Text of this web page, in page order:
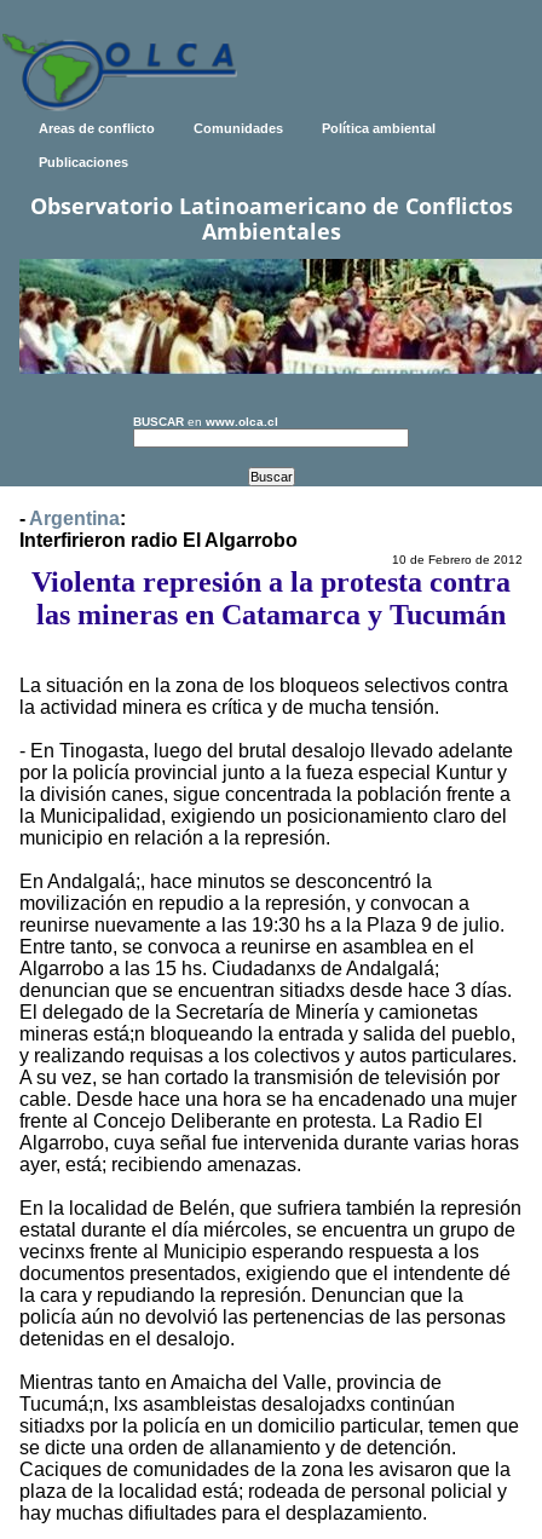
Areas de conflicto Comunidades Política ambiental
Publicaciones
Observatorio Latinoamericano de Conflictos
Ambientales
BUSCAR en www.olca.cl
- Argentina:
Interfirieron radio El Algarrobo
10 de Febrero de 2012
Violenta represión a la protesta contra
las mineras en Catamarca y Tucumán
La situación en la zona de los bloqueos selectivos contra
la actividad minera es crítica y de mucha tensión.
- En Tinogasta, luego del brutal desalojo llevado adelante
por la policía provincial junto a la fueza especial Kuntur y
la división canes, sigue concentrada la población frente a
la Municipalidad, exigiendo un posicionamiento claro del
municipio en relación a la represión.
En Andalgalá;, hace minutos se desconcentró la
movilización en repudio a la represión, y convocan a
reunirse nuevamente a las 19:30 hs a la Plaza 9 de julio.
Entre tanto, se convoca a reunirse en asamblea en el
Algarrobo a las 15 hs. Ciudadanxs de Andalgalá;
denuncian que se encuentran sitiadxs desde hace 3 días.
El delegado de la Secretaría de Minería y camionetas
mineras está;n bloqueando la entrada y salida del pueblo,
y realizando requisas a los colectivos y autos particulares.
A su vez, se han cortado la transmisión de televisión por
cable. Desde hace una hora se ha encadenado una mujer
frente al Concejo Deliberante en protesta. La Radio El
Algarrobo, cuya señal fue intervenida durante varias horas
ayer, está; recibiendo amenazas.
En la localidad de Belén, que sufriera también la represión
estatal durante el día miércoles, se encuentra un grupo de
vecinxs frente al Municipio esperando respuesta a los
documentos presentados, exigiendo que el intendente dé
la cara y repudiando la represión. Denuncian que la
policía aún no devolvió las pertenencias de las personas
detenidas en el desalojo.
Mientras tanto en Amaicha del Valle, provincia de
Tucumá;n, lxs asambleistas desalojadxs continúan
sitiadxs por la policía en un domicilio particular, temen que
se dicte una orden de allanamiento y de detención.
Caciques de comunidades de la zona les avisaron que la
plaza de la localidad está; rodeada de personal policial y
hay muchas difiultades para el desplazamiento.